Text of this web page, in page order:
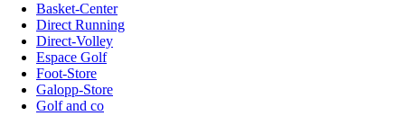
Basket-Center
Direct Running
Direct-Volley
Espace Golf
Foot-Store
Galopp-Store
Golf and co